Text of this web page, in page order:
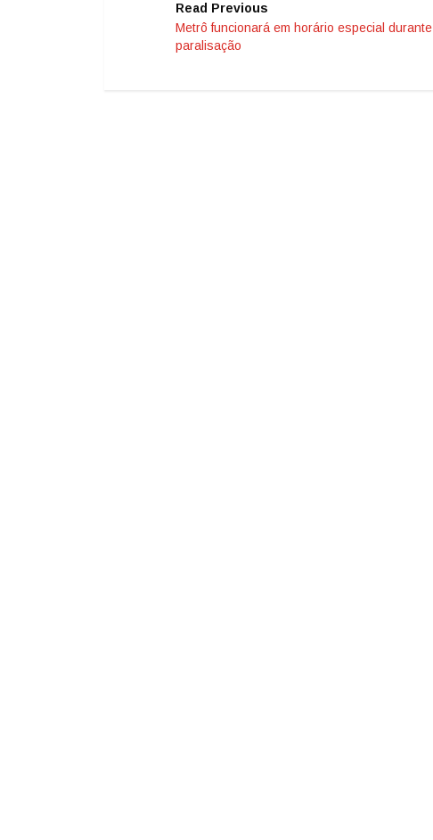
Read Previous
Metrô funcionará em horário especial durante
paralisação